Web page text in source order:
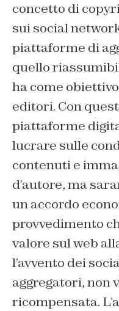
concetto di
sui social
piattaforme di
quello
ha come
editori. Con
piattaforme
lucrare sulle
contenuti e
d’autore, ma
un accordo
provvedimento
valore sul web
l’avvento dei
aggregatori, non
ricompensata.